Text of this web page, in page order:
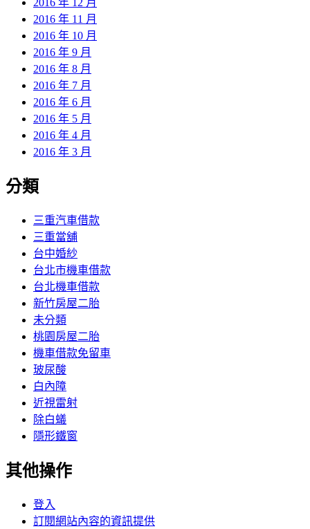
2016 年 12 月
2016 年 11 月
2016 年 10 月
2016 年 9 月
2016 年 8 月
2016 年 7 月
2016 年 6 月
2016 年 5 月
2016 年 4 月
2016 年 3 月
分類
三重汽車借款
三重當舖
台中婚紗
台北市機車借款
台北機車借款
新竹房屋二胎
未分類
桃園房屋二胎
機車借款免留車
玻尿酸
白內障
近視雷射
除白蟻
隱形鐵窗
其他操作
登入
訂閱網站內容的資訊提供